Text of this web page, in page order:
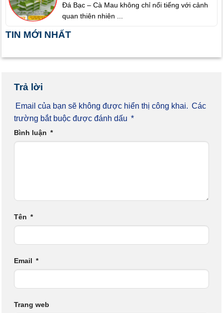
Đá Bạc – Cà Mau không chỉ nổi tiếng với cảnh
quan thiên nhiên ...
TIN MỚI NHẤT
Trả lời
Email của bạn sẽ không được hiển thị công khai. Các
trường bắt buộc được đánh dấu *
Bình luận *
Tên *
Email *
Trang web